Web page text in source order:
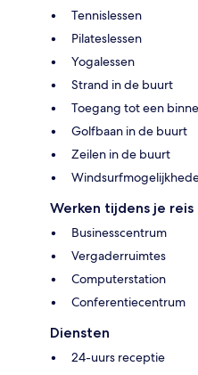
Tennislessen
Pilateslessen
Yogalessen
Strand in de buurt
Toegang tot een
Golfbaan in de buurt
Zeilen in de buurt
Werken tijdens je reis
Businesscentrum
Vergaderruimtes
Computerstation
Conferentiecentrum
Diensten
24-uurs receptie